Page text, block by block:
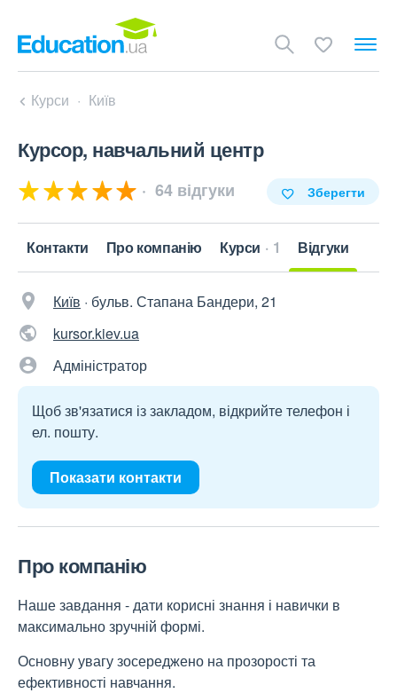
Курси Київ
Курсор, навчальний центр
64 відгуки Зберегти
Контакти Про компанію Курси 1 Відгуки
Київ · бульв. Стапана Бандери, 21
kursor.kiev.ua
Адміністратор
Щоб зв'язатися із закладом, відкрийте телефон і
ел. пошту.
Показати контакти
Про компанію
Наше завдання - дати корисні знання і навички в
максимально зручній формі.
Основну увагу зосереджено на прозорості та
ефективності навчання.